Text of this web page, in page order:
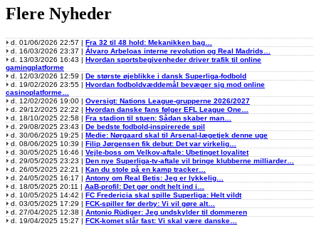
Flere Nyheder
d. 01/06/2026 22:57 | Fra 32 til 48 hold: Mekanikken bag…
d. 16/03/2026 23:37 | Álvaro Arbeloas interne revolution og Real Madrids…
d. 13/03/2026 16:43 | Hvordan sportsbegivenheder driver trafik til online
gamingplatforme
d. 12/03/2026 12:59 | De største øjeblikke i dansk Superliga-fodbold
d. 19/02/2026 23:55 | Hvordan fodboldvæddemål bevæger sig mod online
casinoplatforme…
d. 12/02/2026 19:00 | Oversigt: Nations League-grupperne 2026/2027
d. 29/12/2025 22:22 | Hvordan danske fans følger EFL League One…
d. 18/10/2025 22:58 | Fra stadion til stuen: Sådan skaber man…
d. 29/08/2025 23:43 | De bedste fodbold-inspirerede spil
d. 30/06/2025 19:25 | Medie: Nørgaard skal til Arsenal-lægetjek denne uge
d. 08/06/2025 10:39 | Filip Jørgensen fik debut: Det var virkelig…
d. 30/05/2025 16:46 | Vejle-boss om Velkov-aftale: Ubetinget loyalitet
d. 29/05/2025 23:23 | Den nye Superliga-tv-aftale vil bringe klubberne milliarder…
d. 26/05/2025 22:21 | Kan du stole på en kamp tracker…
d. 24/05/2025 16:17 | Antony om Real Betis: Jeg er lykkelig…
d. 18/05/2025 20:11 | AaB-profil: Det gør ondt helt ind i…
d. 10/05/2025 14:42 | FC Fredericia skal spille Superliga: Helt vildt
d. 03/05/2025 17:29 | FCK-spiller før derby: Vi vil gøre alt…
d. 27/04/2025 12:38 | Antonio Rüdiger: Jeg undskylder til dommeren
d. 19/04/2025 15:27 | FCK-komet slår fast: Vi skal være danske…